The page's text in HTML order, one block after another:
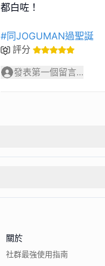
都白咗！
#同JOGUMAN過聖誕
評分
發表第一個留言...
關於
社群最強使用指南